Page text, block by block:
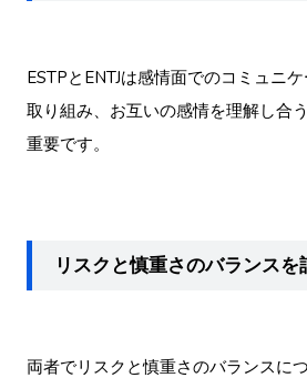
ESTPとENTJは感情面でのコミュニ
取り組み、お互いの感情を理解し合
重要です。
リスクと慎重さのバランスを
両者でリスクと慎重さのバランスに